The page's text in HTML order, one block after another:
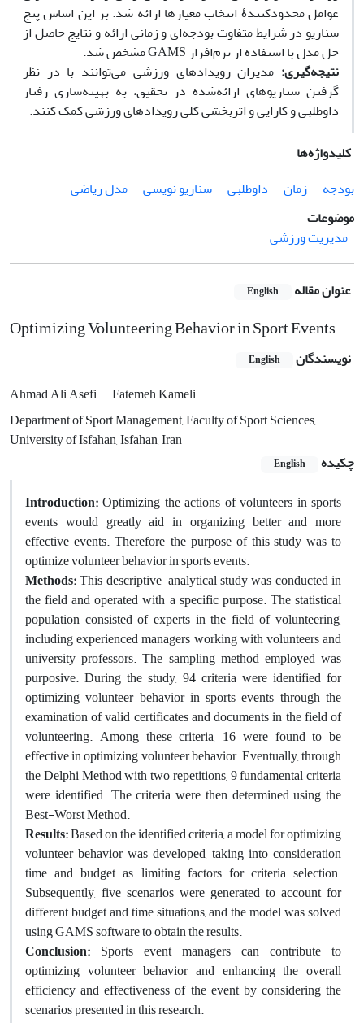
عوامل محدودکنندۀ انتخاب معیارها ارائه شد. بر این اساس پنج
سناریو در شرایط متفاوت بودجه‌ای و زمانی ارائه و نتایج حاصل از
حل مدل با استفاده از نرم‌افزار GAMS مشخص شد.
نتیجه‌گیری: مدیران رویدادهای ورزشی می‌توانند با در نظر
گرفتن سناریوهای ارائه‌شده در تحقیق، به بهینه‌سازی رفتار
داوطلبی و کارایی و اثربخشی کلی رویدادهای ورزشی کمک کنند.
کلیدواژه‌ها
بودجه
زمان داوطلبی سناریو نویسی
مدل ریاضی
موضوعات
مدیریت ورزشی
عنوان مقاله English
Optimizing Volunteering Behavior in Sport Events
نویسندگان English
Ahmad Ali Asefi
Fatemeh Kameli
Department of Sport Management, Faculty of Sport Sciences,
University of Isfahan, Isfahan, Iran
چکیده
English
Introduction:Optimizing the actions of volunteers in sports
events would greatly aid in organizing better and more
effective events. Therefore, the purpose of this study was to
optimize volunteer behavior in sports events.
Methods:This descriptive-analytical study was conducted in
the field and operated with a specific purpose. The statistical
population consisted of experts in the field of volunteering,
including experienced managers working with volunteers and
university professors. The sampling method employed was
purposive. During the study, 94 criteria were identified for
optimizing volunteer behavior in sports events through the
examination of valid certificates and documents in the field of
volunteering. Among these criteria, 16 were found to be
effective in optimizing volunteer behavior. Eventually, through
the Delphi Method with two repetitions, 9 fundamental criteria
were identified. The criteria were then determined using the
Best-Worst Method.
Results:Based on the identified criteria, a model for optimizing
volunteer behavior was developed, taking into consideration
time and budget as limiting factors for criteria selection.
Subsequently, five scenarios were generated to account for
different budget and time situations, and the model was solved
using GAMS software to obtain the results.
Conclusion: Sports event managers can contribute to
optimizing volunteer behavior and enhancing the overall
efficiency and effectiveness of the event by considering the
scenarios presented in this research.